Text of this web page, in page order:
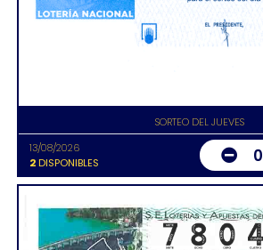
SORTEO DEL JUEVES
13/08/2026
2DISPONIBLES 0